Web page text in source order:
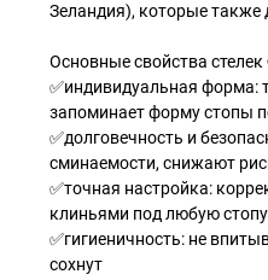
Зеландия), которые также
Основные свойства
✅индивидуальная форма:
запоминает форму стопы
✅долговечность и
сминаемости, снижают
✅точная настройка:
клиньями под любую
✅гигиеничность: не
сохнут